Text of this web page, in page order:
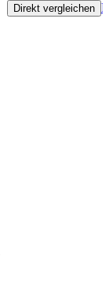
Direkt vergleichen